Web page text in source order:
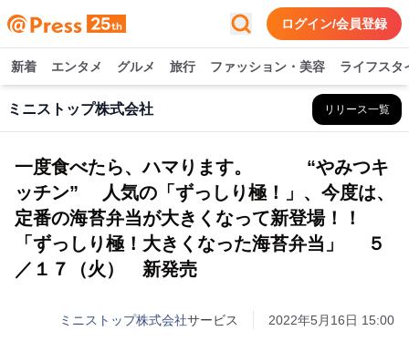
ログイン/会員登録
新着 エンタメ グルメ 旅行 ファッション・美容 ライフスタ
ミニストップ株式会社 リリース一覧
一度食べたら、ハマります。 “やみつキ
ッチン” 人気の「ずっしり極！」、今度は、
定番の海苔弁当が大きくなって新登場！！
「ずっしり極！大きくなった海苔弁当」 ５
／１７（火） 新発売
ミニストップ株式会社サービス 2022年5月16日 15:00